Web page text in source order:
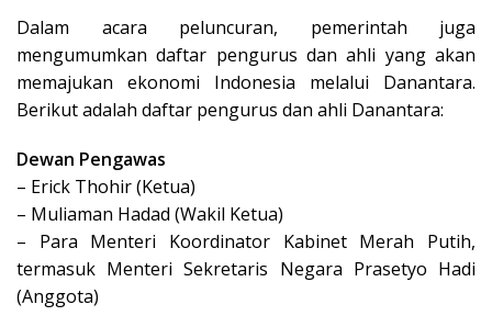
Dalam acara peluncuran, pemerintah juga
mengumumkan daftar pengurus dan ahli yang akan
memajukan ekonomi Indonesia melalui Danantara.
Berikut adalah daftar pengurus dan ahli Danantara:
Dewan Pengawas
– Erick Thohir (Ketua)
– Muliaman Hadad (Wakil Ketua)
– Para Menteri Koordinator Kabinet Merah Putih,
termasuk Menteri Sekretaris Negara Prasetyo Hadi
(Anggota)